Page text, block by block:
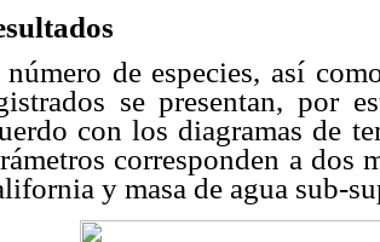
de especies, así
se presentan, por
con los diagramas de
corresponden a dos
y masa de agua sub-